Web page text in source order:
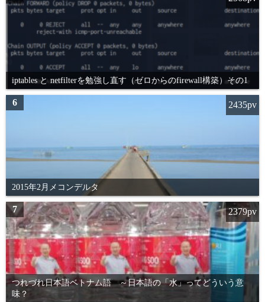
iptables と netfilterを勉強し直す（ゼロからのfirewall構築）その1
6
2015年2月メコンデルタ
2435pv
7
つれづれ日本語ベトナム語 ～日本語の「水」ってどういう意
味？
2379pv